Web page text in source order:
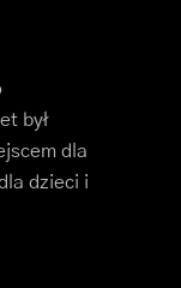
był
dla
dzieci i